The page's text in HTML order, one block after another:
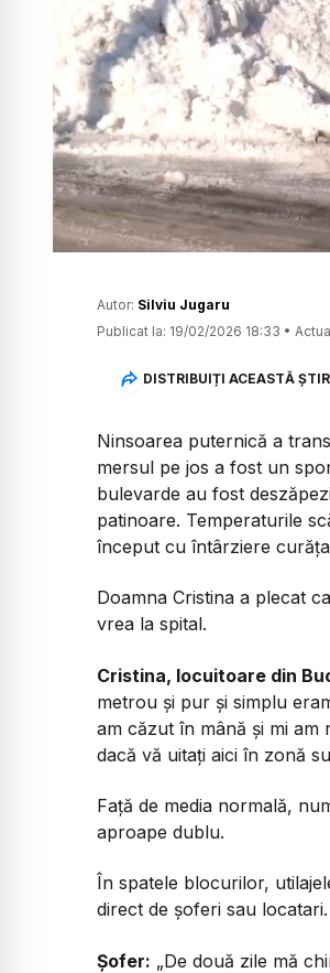
Autor: Silviu Jugaru
Publicat la: 19/02/2026 18:33 •
DISTRIBUIȚI ACEASTĂ
Ninsoarea puternică a
mersul pe jos a fost un
bulevarde au fost
patinoare. Temperaturile
început cu întârziere
Doamna Cristina a plecat
vrea la spital.
Cristina, locuitoare din
metrou și pur și simplu
am căzut în mână și mi
dacă vă uitați aici în zonă
Față de media normală,
aproape dublu.
În spatele blocurilor,
direct de șoferi sau locatari.
Șofer: „De două zile mă